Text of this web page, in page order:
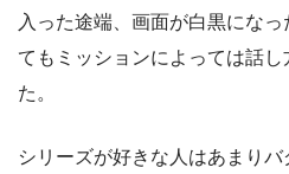
入った途端、画面が白黒にな
てもミッションによっては話
た。
シリーズが好きな人はあまり